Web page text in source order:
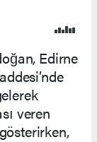
Edirne
veren